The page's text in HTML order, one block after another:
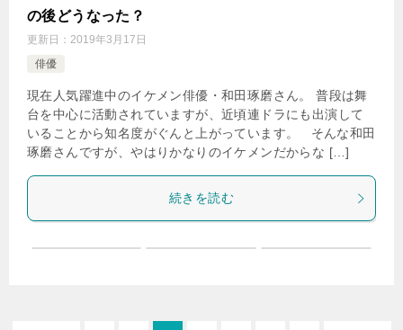
の後どうなった？
更新日： 2019年3月17日
俳優
現在人気躍進中のイケメン俳優・和田琢磨さん。 普段は舞
台を中心に活動されていますが、近頃連ドラにも出演して
いることから知名度がぐんと上がっています。 そんな和田
琢磨さんですが、やはりかなりのイケメンだからな […]
続きを読む